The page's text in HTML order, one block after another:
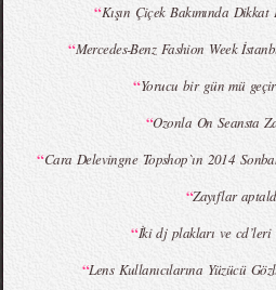
MBFWI - Giray Sepin 2015 Yaz Koleksiyonu
“Kışın Çiçek Bakımında
“Mercedes-Benz Fashion Week
“Yorucu bir gün mü
“Ozonla On Seansta
“Cara Delevingne Topshop`ın 2014
“Zayıflar
“İki dj plakları ve cd’leri
“Lens Kullanıcılarına Yüzücü